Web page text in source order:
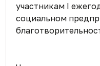
участникам I
социальном